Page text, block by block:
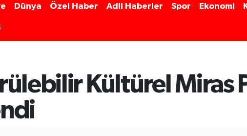
Dünya Özel Haber Adli Haberler Spor Ekonomi
Kültürel Miras